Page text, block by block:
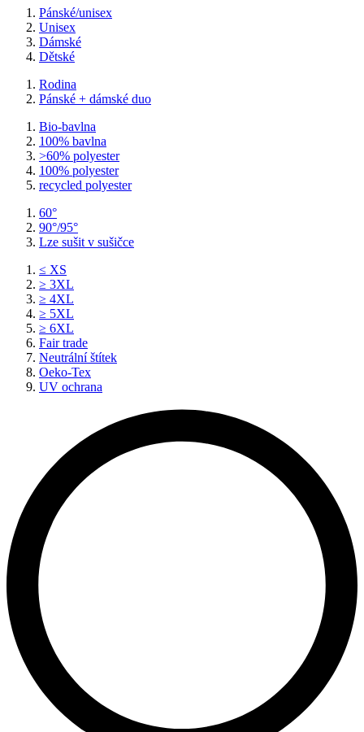
Pánské/unisex
Unisex
Dámské
Dětské
Rodina
Pánské + dámské duo
Bio-bavlna
100% bavlna
>60% polyester
100% polyester
recycled polyester
60°
90°/95°
Lze sušit v sušičce
≤ XS
≥ 3XL
≥ 4XL
≥ 5XL
≥ 6XL
Fair trade
Neutrální štítek
Oeko-Tex
UV ochrana